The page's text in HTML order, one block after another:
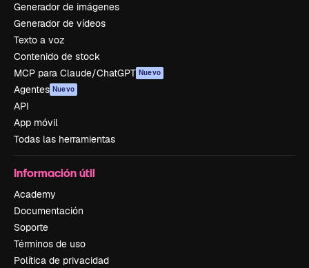
Generador de imágenes
Generador de vídeos
Texto a voz
Contenido de stock
MCP para Claude/ChatGPT Nuevo
Agentes Nuevo
API
App móvil
Todas las herramientas
Información útil
Academy
Documentación
Soporte
Términos de uso
Política de privacidad